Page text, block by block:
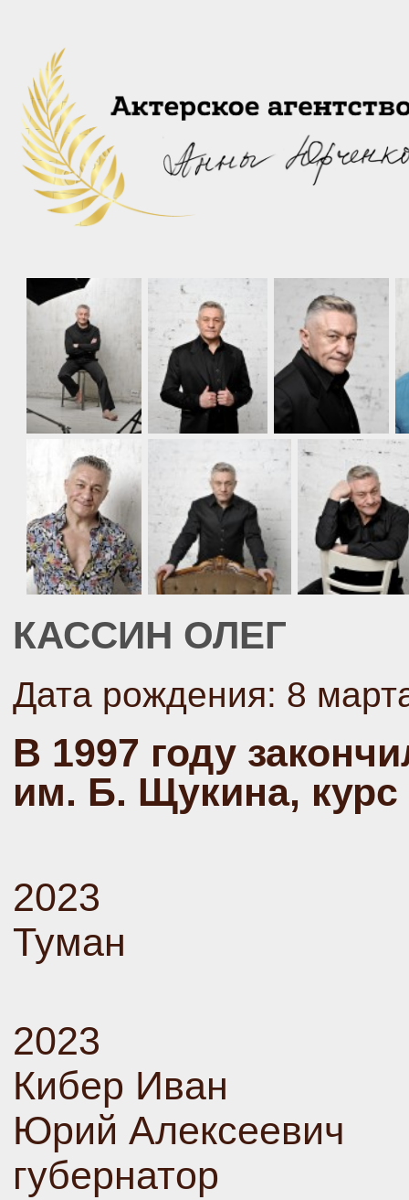
КАССИН ОЛЕГ
Дата рождения: 8
В 1997 году
им. Б. Щукина,
2023
Туман
2023
Кибер Иван
Юрий Алексеевич
губернатор